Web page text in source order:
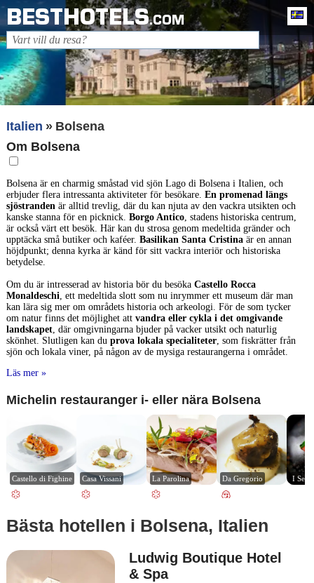
BESTHOTELS.COM
Italien
Bolsena
Om Bolsena
Bolsena är en charmig småstad vid sjön Lago di Bolsena i Italien, och
erbjuder flera intressanta aktiviteter för besökare. En promenad längs
sjöstrandenär alltid trevlig, där du kan njuta av den vackra utsikten och
kanske stanna för en picknick. Borgo Antico, stadens historiska centrum,
är också värt ett besök. Här kan du strosa genom medeltida gränder och
upptäcka små butiker och kaféer. Basilikan Santa Cristinaär en annan
höjdpunkt; denna kyrka är känd för sitt vackra interiör och historiska
betydelse.
Om du är intresserad av historia bör du besöka Castello Rocca
Monaldeschi, ett medeltida slott som nu inrymmer ett museum där man
kan lära sig mer om områdets historia och arkeologi. För de som tycker
om natur finns det möjlighet att vandra eller cykla i det omgivande
landskapet, där omgivningarna bjuder på vacker utsikt och naturlig
skönhet. Slutligen kan du prova lokala specialiteter, som fiskrätter från
sjön och lokala viner, på någon av de mysiga restaurangerna i området.
Läs mer »
Michelin restauranger i- eller nära Bolsena
Castello di Fighine Casa Vissani La Parolina Da Gregorio I
Bästa hotellen i Bolsena, Italien
Ludwig Boutique Hotel
& Spa